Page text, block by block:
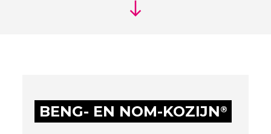
BENG- EN NOM-KOZIJN®